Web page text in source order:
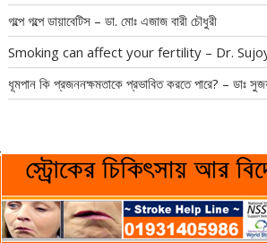
গল্পে গল্পে ডায়াবেটিস – ডা. মোঃ এজাজ বারী চৌধুরী
Smoking can affect your fertility – Dr.
ধূমপান কি প্রজননক্ষমতাকে প্রভাবিত করতে পারে? – ডাঃ